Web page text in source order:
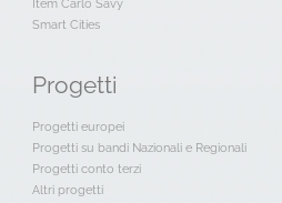
Item Carlo Savy
Smart Cities
Progetti
Progetti europei
Progetti su bandi Nazionali e Regionali
Progetti conto terzi
Altri progetti